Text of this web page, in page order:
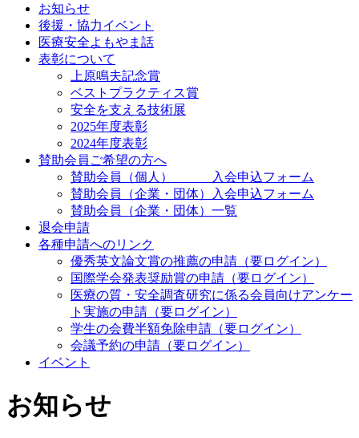
お知らせ
後援・協力イベント
医療安全よもやま話
表彰について
上原鳴夫記念賞
ベストプラクティス賞
安全を支える技術展
2025年度表彰
2024年度表彰
賛助会員ご希望の方へ
賛助会員（個人） 入会申込フォーム
賛助会員（企業・団体）入会申込フォーム
賛助会員（企業・団体）一覧
退会申請
各種申請へのリンク
優秀英文論文賞の推薦の申請（要ログイン）
国際学会発表奨励賞の申請（要ログイン）
医療の質・安全調査研究に係る会員向けアンケー
ト実施の申請（要ログイン）
学生の会費半額免除申請（要ログイン）
会議予約の申請（要ログイン）
イベント
お知らせ